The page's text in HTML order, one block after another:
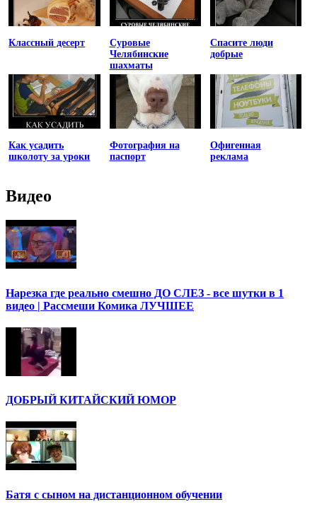
Классный десерт
Суровые
Челябинские
шахматы
Спасите люди
добрые
Как усадить
школоту за уроки
Фотография на
паспорт
Офигенная
реклама
Видео
Нарезка где реально смешно ДО СЛЕЗ - все шутки в 1
видео | Рассмеши Комика ЛУЧШЕЕ
ДОБРЫЙ КИТАЙСКИЙ ЮМОР
Батя с сыном на дистанционном обучении